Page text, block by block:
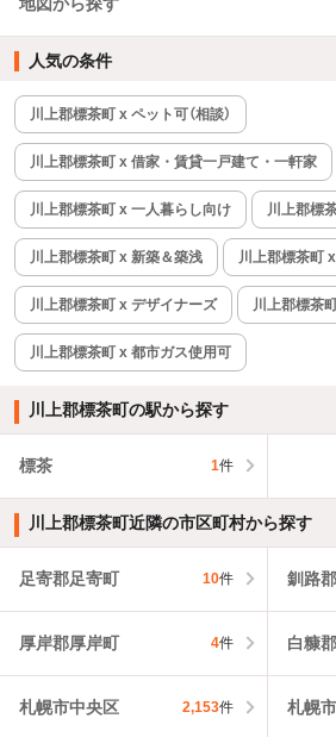
人気の条件
川上郡標茶町 x ペット可（相談）
川上郡標茶町 x 借家・賃貸一戸建て・一軒家
川上郡標茶町 x 一人暮らし向け 川上郡標
川上郡標茶町 x 新築＆築浅 川上郡標茶町
川上郡標茶町 x デザイナーズ 川上郡標茶
川上郡標茶町 x 都市ガス使用可
川上郡標茶町の駅から探す
標茶 1件
川上郡標茶町近隣の市区町村から探す
足寄郡足寄町 10件 釧路
厚岸郡厚岸町 4件 白糠
札幌市中央区 2,153件 札幌